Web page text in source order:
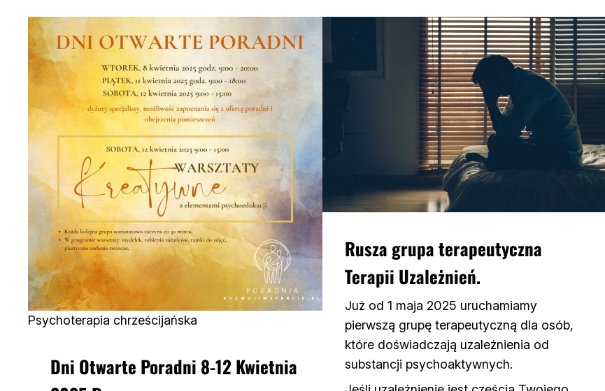
Psychoterapia chrześcijańska
Dni Otwarte Poradni 8-12 Kwietnia
Rusza grupa terapeutyczna
Terapii Uzależnień.
Już od 1 maja 2025 uruchamiamy
pierwszą grupę terapeutyczną dla osób,
które doświadczają uzależnienia od
substancji psychoaktywnych.